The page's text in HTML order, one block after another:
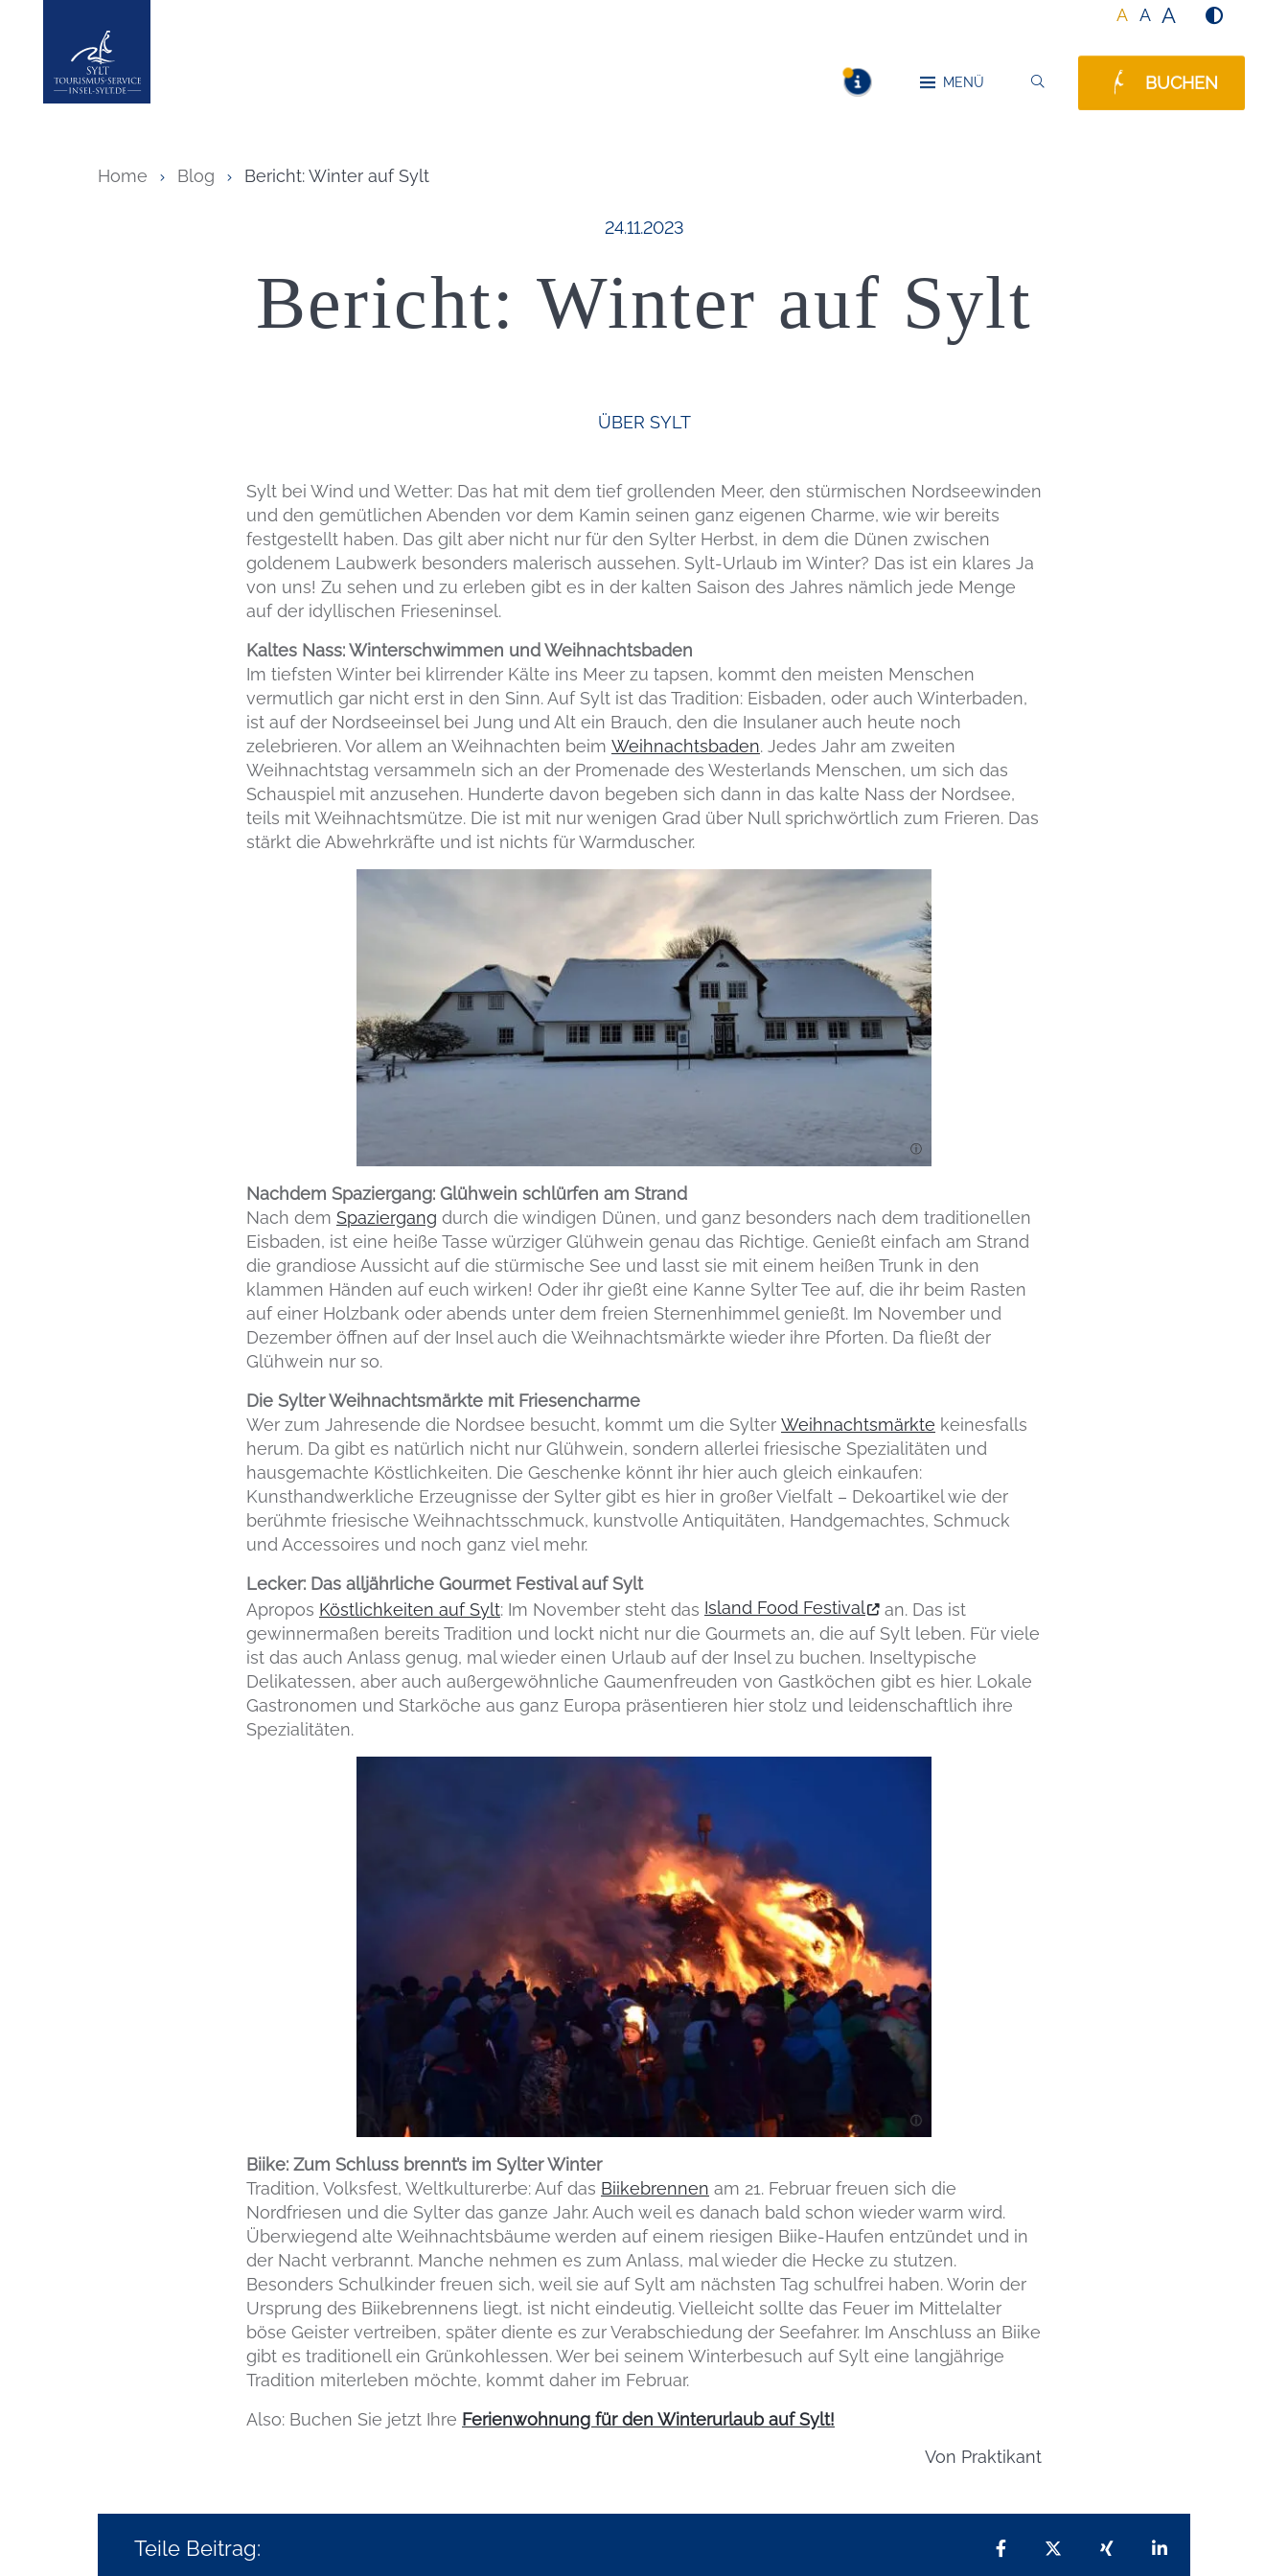
A A A
Insel Sylt MENÜ BUCHEN
Home Blog Bericht: Winter auf Sylt
Veröffentlicht am:
24.11.2023
Bericht: Winter auf Sylt
ÜBER SYLT
Sylt bei Wind und Wetter: Das hat mit dem tief grollenden Meer, den stürmischen Nordseewinden
und den gemütlichen Abenden vor dem Kamin seinen ganz eigenen Charme, wie wir bereits
festgestellt haben. Das gilt aber nicht nur für den Sylter Herbst, in dem die Dünen zwischen
goldenem Laubwerk besonders malerisch aussehen. Sylt-Urlaub im Winter? Das ist ein klares Ja
von uns! Zu sehen und zu erleben gibt es in der kalten Saison des Jahres nämlich jede Menge
auf der idyllischen Frieseninsel.
Kaltes Nass: Winterschwimmen und Weihnachtsbaden
Im tiefsten Winter bei klirrender Kälte ins Meer zu tapsen, kommt den meisten Menschen
vermutlich gar nicht erst in den Sinn. Auf Sylt ist das Tradition: Eisbaden, oder auch Winterbaden,
ist auf der Nordseeinsel bei Jung und Alt ein Brauch, den die Insulaner auch heute noch
zelebrieren. Vor allem an Weihnachten beim Weihnachtsbaden. Jedes Jahr am zweiten
Weihnachtstag versammeln sich an der Promenade des Westerlands Menschen, um sich das
Schauspiel mit anzusehen. Hunderte davon begeben sich dann in das kalte Nass der Nordsee,
teils mit Weihnachtsmütze. Die ist mit nur wenigen Grad über Null sprichwörtlich zum Frieren. Das
stärkt die Abwehrkräfte und ist nichts für Warmduscher.
Nachdem Spaziergang: Glühwein schlürfen am Strand
Nach dem Spaziergang durch die windigen Dünen, und ganz besonders nach dem traditionellen
Eisbaden, ist eine heiße Tasse würziger Glühwein genau das Richtige. Genießt einfach am Strand
die grandiose Aussicht auf die stürmische See und lasst sie mit einem heißen Trunk in den
klammen Händen auf euch wirken! Oder ihr gießt eine Kanne Sylter Tee auf, die ihr beim Rasten
auf einer Holzbank oder abends unter dem freien Sternenhimmel genießt. Im November und
Dezember öffnen auf der Insel auch die Weihnachtsmärkte wieder ihre Pforten. Da fließt der
Glühwein nur so.
Die Sylter Weihnachtsmärkte mit Friesencharme
Wer zum Jahresende die Nordsee besucht, kommt um die Sylter Weihnachtsmärkte keinesfalls
herum. Da gibt es natürlich nicht nur Glühwein, sondern allerlei friesische Spezialitäten und
hausgemachte Köstlichkeiten. Die Geschenke könnt ihr hier auch gleich einkaufen:
Kunsthandwerkliche Erzeugnisse der Sylter gibt es hier in großer Vielfalt – Dekoartikel wie der
berühmte friesische Weihnachtsschmuck, kunstvolle Antiquitäten, Handgemachtes, Schmuck
und Accessoires und noch ganz viel mehr.
Lecker: Das alljährliche Gourmet Festival auf Sylt
Apropos Köstlichkeiten auf Sylt: Im November steht das Island Food Festival
an. Das ist
gewinnermaßen bereits Tradition und lockt nicht nur die Gourmets an, die auf Sylt leben. Für viele
ist das auch Anlass genug, mal wieder einen Urlaub auf der Insel zu buchen. Inseltypische
Delikatessen, aber auch außergewöhnliche Gaumenfreuden von Gastköchen gibt es hier. Lokale
Gastronomen und Starköche aus ganz Europa präsentieren hier stolz und leidenschaftlich ihre
Spezialitäten.
Biike: Zum Schluss brennt’s im Sylter Winter
Tradition, Volksfest, Weltkulturerbe: Auf das Biikebrennen am 21. Februar freuen sich die
Nordfriesen und die Sylter das ganze Jahr. Auch weil es danach bald schon wieder warm wird.
Überwiegend alte Weihnachtsbäume werden auf einem riesigen Biike-Haufen entzündet und in
der Nacht verbrannt. Manche nehmen es zum Anlass, mal wieder die Hecke zu stutzen.
Besonders Schulkinder freuen sich, weil sie auf Sylt am nächsten Tag schulfrei haben. Worin der
Ursprung des Biikebrennens liegt, ist nicht eindeutig. Vielleicht sollte das Feuer im Mittelalter
böse Geister vertreiben, später diente es zur Verabschiedung der Seefahrer. Im Anschluss an Biike
gibt es traditionell ein Grünkohlessen. Wer bei seinem Winterbesuch auf Sylt eine langjährige
Tradition miterleben möchte, kommt daher im Februar.
Also: Buchen Sie jetzt Ihre Ferienwohnung für den Winterurlaub auf Sylt!
Von Praktikant
Teile Beitrag: Teilen auf Facebook
Teilen auf XTeilen auf Xing
Teilen auf